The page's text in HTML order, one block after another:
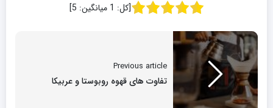
[کل: 1 میانگین: 5
]
Previous article
تفاوت های قهوه روبوستا و عربیکا